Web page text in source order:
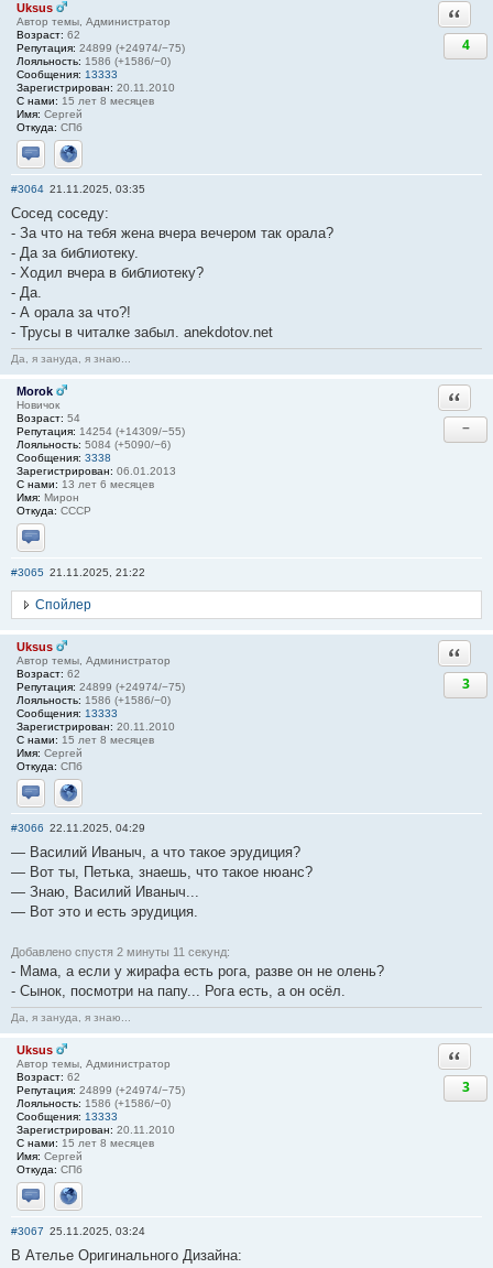
Uksus
Автор темы, Администратор
Возраст: 62
Репутация: 24899 (+24974/−75)
Лояльность: 1586 (+1586/−0)
Сообщения: 13333
Зарегистрирован: 20.11.2010
С нами: 15 лет 8 месяцев
Имя: Сергей
Откуда: СПб
Отправить личное сообщение
Сайт
4
#3064 21.11.2025, 03:35
Сосед соседу:
- За что на тебя жена вчера вечером так орала?
- Да за библиотеку.
- Ходил вчера в библиотеку?
- Да.
- А орала за что?!
- Трусы в читалке забыл. anekdotov.net
Да, я зануда, я знаю...
Morok
Новичок
Возраст: 54
Репутация: 14254 (+14309/−55)
Лояльность: 5084 (+5090/−6)
Сообщения: 3338
Зарегистрирован: 06.01.2013
С нами: 13 лет 6 месяцев
Имя: Мирон
Откуда: СССР
Отправить личное сообщение
−
#3065 21.11.2025, 21:22
Спойлер
Uksus
Автор темы, Администратор
Возраст: 62
Репутация: 24899 (+24974/−75)
Лояльность: 1586 (+1586/−0)
Сообщения: 13333
Зарегистрирован: 20.11.2010
С нами: 15 лет 8 месяцев
Имя: Сергей
Откуда: СПб
Отправить личное сообщение
Сайт
3
#3066 22.11.2025, 04:29
— Василий Иваныч, а что такое эрудиция?
— Вот ты, Петька, знаешь, что такое нюанс?
— Знаю, Василий Иваныч...
— Вот это и есть эрудиция.
Добавлено спустя 2 минуты 11 секунд:
- Мама, а если у жирафа есть рога, разве он не олень?
- Сынок, посмотри на папу... Рога есть, а он осёл.
Да, я зануда, я знаю...
Uksus
Автор темы, Администратор
Возраст: 62
Репутация: 24899 (+24974/−75)
Лояльность: 1586 (+1586/−0)
Сообщения: 13333
Зарегистрирован: 20.11.2010
С нами: 15 лет 8 месяцев
Имя: Сергей
Откуда: СПб
Отправить личное сообщение
Сайт
3
#3067 25.11.2025, 03:24
В Ателье Оригинального Дизайна: